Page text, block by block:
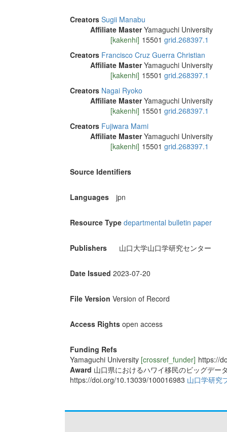
Creators Sugii Manabu
Affiliate Master Yamaguchi University
[kakenhi] 15501 grid.268397.1
Creators Francisco Cruz Guerra Christian
Affiliate Master Yamaguchi University
[kakenhi] 15501 grid.268397.1
Creators Nagai Ryoko
Affiliate Master Yamaguchi University
[kakenhi] 15501 grid.268397.1
Creators Fujiwara Mami
Affiliate Master Yamaguchi University
[kakenhi] 15501 grid.268397.1
Source Identifiers
Languages jpn
Resource Type departmental bulletin paper
Publishers 山口大学山口学研究センター
Date Issued 2023-07-20
File Version Version of Record
Access Rights open access
Funding Refs
Yamaguchi University [crossref_funder] https://
Award 山口県におけるハワイ移民のビッグデー
https://doi.org/10.13039/100016983 山口学研究